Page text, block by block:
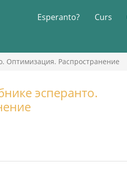
Esperanto? Curs
Оптимизация. Распространение
эсперанто.